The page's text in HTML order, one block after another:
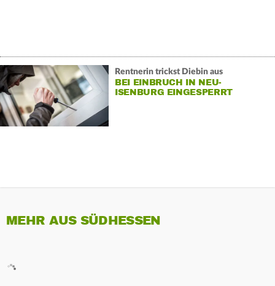
Rentnerin trickst Diebin aus
BEI EINBRUCH IN NEU-
ISENBURG EINGESPERRT
MEHR AUS SÜDHESSEN